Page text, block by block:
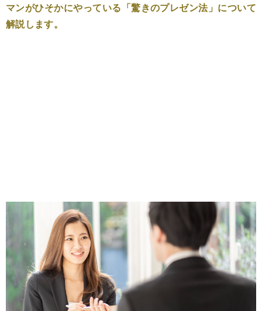
マンがひそかにやっている「驚きのプレゼン法」について
解説します。